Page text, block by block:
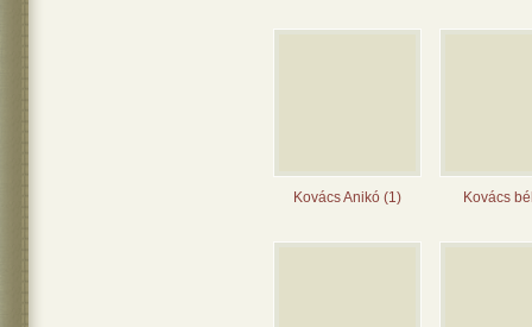
Kovács Anikó (1) Kovács